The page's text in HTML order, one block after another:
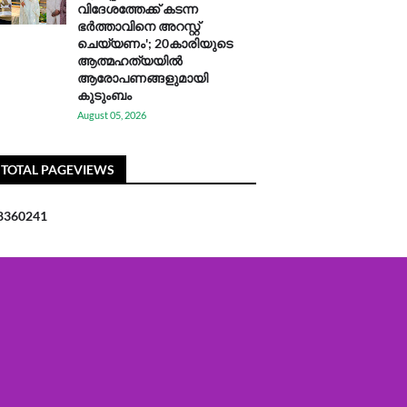
വിദേശത്തേക്ക് കടന്ന
ഭർത്താവിനെ അറസ്റ്റ്
ചെയ്യണം'; 20കാരിയുടെ
ആത്മഹത്യയിൽ
ആരോപണങ്ങളുമായി
കുടുംബം
August 05, 2026
TOTAL PAGEVIEWS
360241